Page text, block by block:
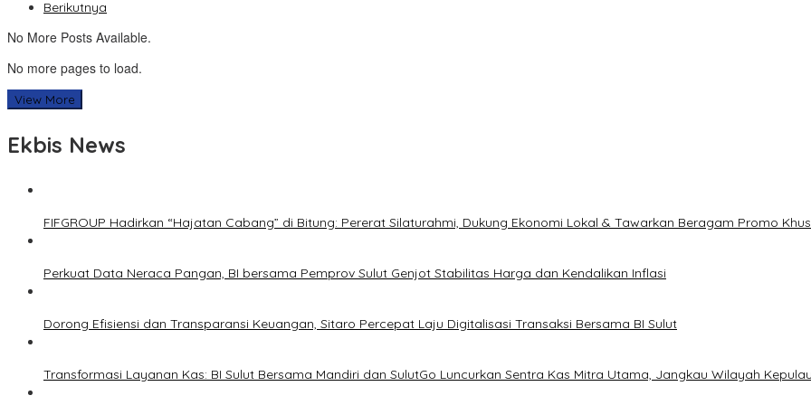
Berikutnya
No More Posts Available.
No more pages to load.
View More
Ekbis News
FIFGROUP Hadirkan “Hajatan Cabang” di Bitung: Pererat Silaturahmi, Dukung Ekonomi Lokal & Tawarkan Beragam Promo
Perkuat Data Neraca Pangan, BI bersama Pemprov Sulut Genjot Stabilitas Harga dan Kendalikan Inflasi
Dorong Efisiensi dan Transparansi Keuangan, Sitaro Percepat Laju Digitalisasi Transaksi Bersama BI Sulut
Transformasi Layanan Kas: BI Sulut Bersama Mandiri dan SulutGo Luncurkan Sentra Kas Mitra Utama, Jangkau Wilayah